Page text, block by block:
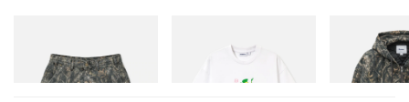
歷史價值，設計與施工過程中必須維持建築原貌。品
牌與 Porto Architecture 的 Ben Porto 合作，保留了
包括 1920 年代外牆弧形窗玻璃在內的多項歷史細
立即購入
Butter Goods
Insulated
立即購入